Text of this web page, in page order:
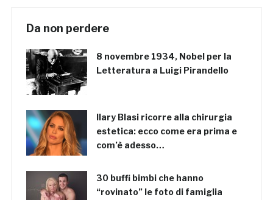
Da non perdere
8 novembre 1934, Nobel per la
Letteratura a Luigi Pirandello
Ilary Blasi ricorre alla chirurgia
estetica: ecco come era prima e
com’è adesso…
30 buffi bimbi che hanno
“rovinato” le foto di famiglia